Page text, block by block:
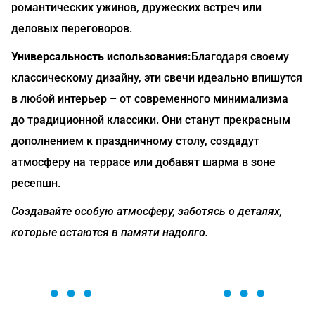
романтических ужинов, дружеских встреч или
деловых переговоров.
Универсальность использования:Благодаря своему
классическому дизайну, эти свечи идеально впишутся
в любой интерьер – от современного минимализма
до традиционной классики. Они станут прекрасным
дополнением к праздничному столу, создадут
атмосферу на террасе или добавят шарма в зоне
ресепшн.
Создавайте особую атмосферу, заботясь о деталях,
которые остаются в памяти надолго.